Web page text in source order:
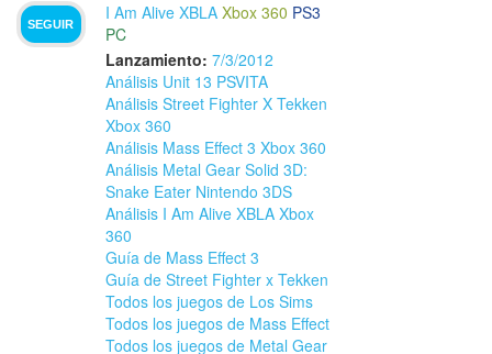
SEGUIR
I Am Alive XBLA Xbox 360 PS3
PC
Lanzamiento: 7/3/2012
Análisis Unit 13 PSVITA
Análisis Street Fighter X Tekken
Xbox 360
Análisis Mass Effect 3 Xbox 360
Análisis Metal Gear Solid 3D:
Snake Eater Nintendo 3DS
Análisis I Am Alive XBLA Xbox
360
Guía de Mass Effect 3
Guía de Street Fighter x Tekken
Todos los juegos de Los Sims
Todos los juegos de Mass Effect
Todos los juegos de Metal Gear